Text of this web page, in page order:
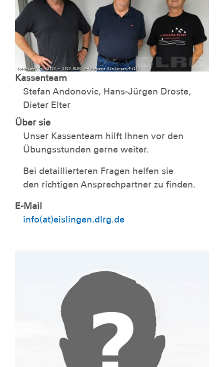
Kassenteam
Stefan Andonovic, Hans-Jürgen Droste,
Dieter Elter
Über sie
Unser Kassenteam hilft Ihnen vor den
Übungsstunden gerne weiter.
Bei detaillierteren Fragen helfen sie
den richtigen Ansprechpartner zu finden.
E-Mail
info(at)eislingen.dlrg.de